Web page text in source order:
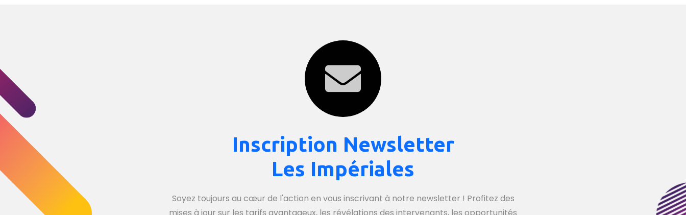
Inscription Newsletter
Les Impériales
Soyez toujours au cœur de l'action en vous inscrivant à notre newsletter ! Profitez des